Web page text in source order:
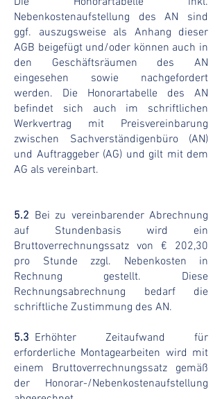
Nebenkostenaufstellung des AN sind
ggf. auszugsweise als Anhang dieser
AGB beigefügt und/oder können auch in
den Geschäftsräumen des AN
eingesehen sowie nachgefordert
werden. Die Honorartabelle des AN
befindet sich auch im schriftlichen
Werkvertrag mit Preisvereinbarung
zwischen Sachverständigenbüro (AN)
und Auftraggeber (AG) und gilt mit dem
AG als vereinbart.
5.2 Bei zu vereinbarender Abrechnung
auf Stundenbasis wird ein
Bruttoverrechnungssatz von € 202,30
pro Stunde zzgl. Nebenkosten in
Rechnung gestellt. Diese
Rechnungsabrechnung bedarf die
schriftliche Zustimmung des AN.
5.3 Erhöhter Zeitaufwand für
erforderliche Montagearbeiten wird mit
einem Bruttoverrechnungssatz gemäß
der Honorar-/Nebenkostenaufstellung